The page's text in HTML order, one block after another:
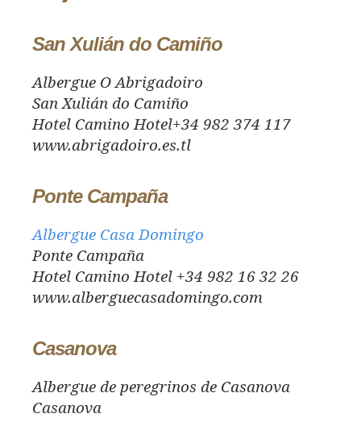
San Xulián do Camiño
Albergue O Abrigadoiro
San Xulián do Camiño
Hotel Camino Hotel+34 982 374 117
www.abrigadoiro.es.tl
Ponte Campaña
Albergue Casa Domingo
Ponte Campaña
Hotel Camino Hotel +34 982 16 32 26
www.alberguecasadomingo.com
Casanova
Albergue de peregrinos de Casanova
Casanova